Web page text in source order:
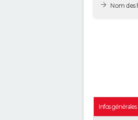
Nom des
Infos générales